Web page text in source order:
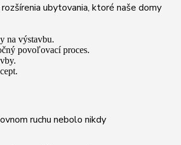
ubytovania, ktoré naše domy
na výstavbu.
povoľovací proces.
ruchu nebolo nikdy